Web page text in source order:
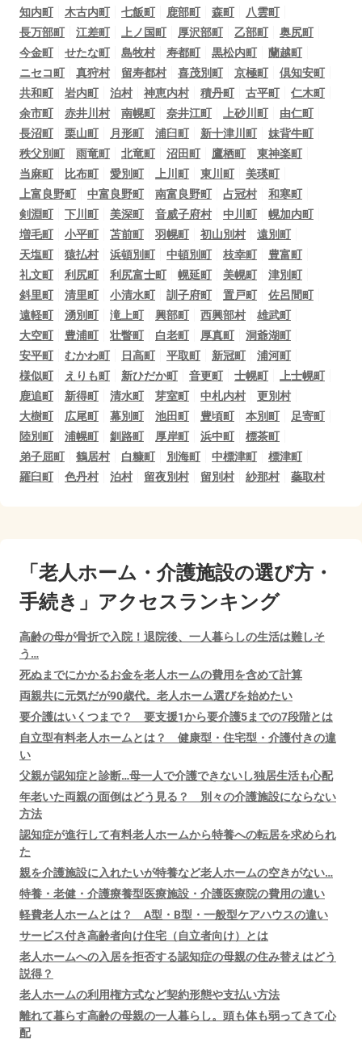
知内町 木古内町 七飯町 鹿部町 森町
八雲町
長万部町
江差町 上ノ国町 厚沢部町 乙部町
奥尻町
今金町
せたな町 島牧村 寿都町 黒松内町
蘭越町
ニセコ町
真狩村 留寿都村 喜茂別町 京極町
倶知安町
共和町
岩内町 泊村 神恵内村 積丹町 古平町
仁木町
余市町
赤井川村 南幌町 奈井江町 上砂川町
由仁町
長沼町
栗山町 月形町 浦臼町 新十津川町
妹背牛町
秩父別町
雨竜町 北竜町 沼田町 鷹栖町
東神楽町
当麻町
比布町 愛別町 上川町 東川町
美瑛町
上富良野町
中富良野町 南富良野町 占冠村
和寒町
剣淵町
下川町 美深町 音威子府村 中川町
幌加内町
増毛町
小平町 苫前町 羽幌町 初山別村
遠別町
天塩町
猿払村 浜頓別町 中頓別町 枝幸町
豊富町
礼文町
利尻町 利尻富士町 幌延町 美幌町
津別町
斜里町
清里町 小清水町 訓子府町 置戸町
佐呂間町
遠軽町
湧別町 滝上町 興部町 西興部村
雄武町
大空町
豊浦町 壮瞥町 白老町 厚真町
洞爺湖町
安平町
むかわ町 日高町 平取町 新冠町
浦河町
様似町
えりも町 新ひだか町 音更町 士幌町
上士幌町
鹿追町
新得町 清水町 芽室町 中札内村
更別村
大樹町
広尾町 幕別町 池田町 豊頃町 本別町
足寄町
陸別町
浦幌町 釧路町 厚岸町 浜中町
標茶町
弟子屈町
鶴居村 白糠町 別海町 中標津町
標津町
羅臼町
色丹村 泊村 留夜別村 留別村 紗那村 蘂取村
「老人ホーム・介護施設の選び方・
手続き」アクセスランキング
高齢の母が骨折で入院！退院後、一人暮らしの生活は難しそ
う…
死ぬまでにかかるお金を老人ホームの費用を含めて計算
両親共に元気だが90歳代。老人ホーム選びを始めたい
要介護はいくつまで？ 要支援1から要介護5までの7段階とは
自立型有料老人ホームとは？ 健康型・住宅型・介護付きの違
い
父親が認知症と診断…母一人で介護できないし独居生活も心配
年老いた両親の面倒はどう見る？ 別々の介護施設にならない
方法
認知症が進行して有料老人ホームから特養への転居を求められ
た
親を介護施設に入れたいが特養など老人ホームの空きがない…
特養・老健・介護療養型医療施設・介護医療院の費用の違い
軽費老人ホームとは？ A型・B型・一般型ケアハウスの違い
サービス付き高齢者向け住宅（自立者向け）とは
老人ホームへの入居を拒否する認知症の母親の住み替えはどう
説得？
老人ホームの利用権方式など契約形態や支払い方法
離れて暮らす高齢の母親の一人暮らし。頭も体も弱ってきて心
配